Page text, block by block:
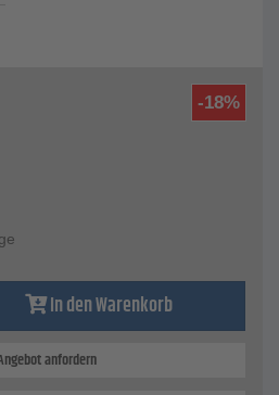
-18%
In den Warenkorb
anfordern